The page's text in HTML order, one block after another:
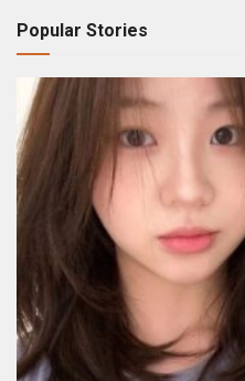
Popular Stories